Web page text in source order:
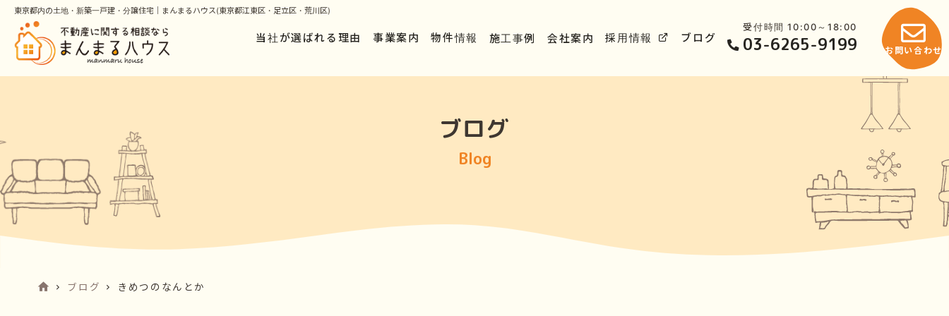
東京都内の土地・新築一戸建・分譲住宅｜まんまるハウス(東京都江東区・足立区・荒川区)
当社が選ばれる理由 事業案内 物件情報 施工事例 会社案内 採用情報 ブログ
受付時間 10:00～18:00
03-6265-9199 お問い合わせ
ブログ
Blog
ブログ きめつのなんとか